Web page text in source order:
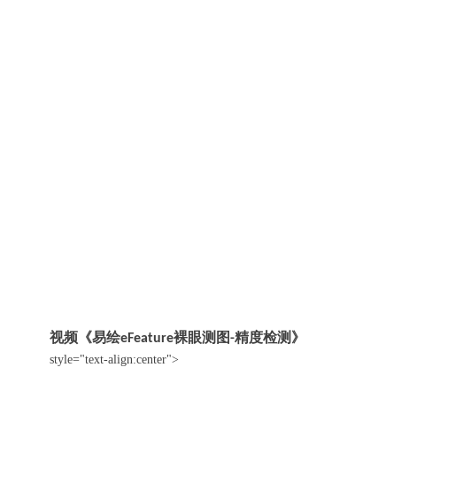
视频《易绘eFeature裸眼测图-精度检测》
style="text-align:center">